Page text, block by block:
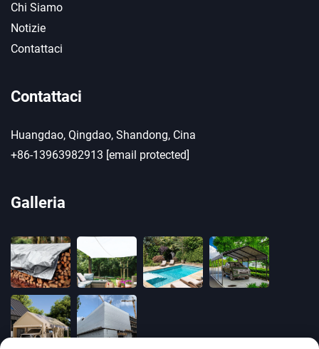
Chi Siamo
Notizie
Contattaci
Contattaci
Huangdao, Qingdao, Shandong, Cina
+86-13963982913 [email protected]
Galleria